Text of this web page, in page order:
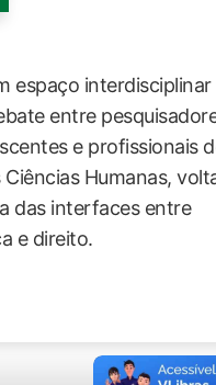
espaço interdisciplinar
entre
e profissionais
Ciências Humanas,
das interfaces entre
e direito.